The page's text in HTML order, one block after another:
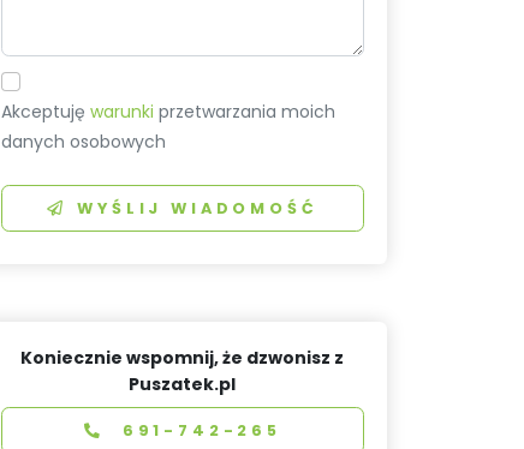
Akceptujęwarunki przetwarzania moich
danych osobowych
WYŚLIJ WIADOMOŚĆ
Koniecznie wspomnij, że dzwonisz z
Puszatek.pl
691-742-265